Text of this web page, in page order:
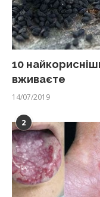
10
вживаєте
14/07/2019
2